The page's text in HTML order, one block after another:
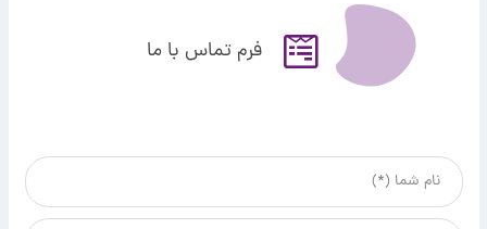
فرم تماس با ما